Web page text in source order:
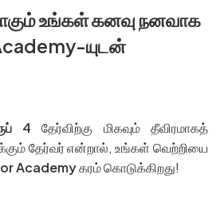
உங்கள் கனவு நனவாக
யுடன்
4 தேர்விற்கு மிகவும் தீவிரமாகத்
தேர்வர் என்றால், உங்கள் வெற்றியை
Academyகரம் கொடுக்கிறது!